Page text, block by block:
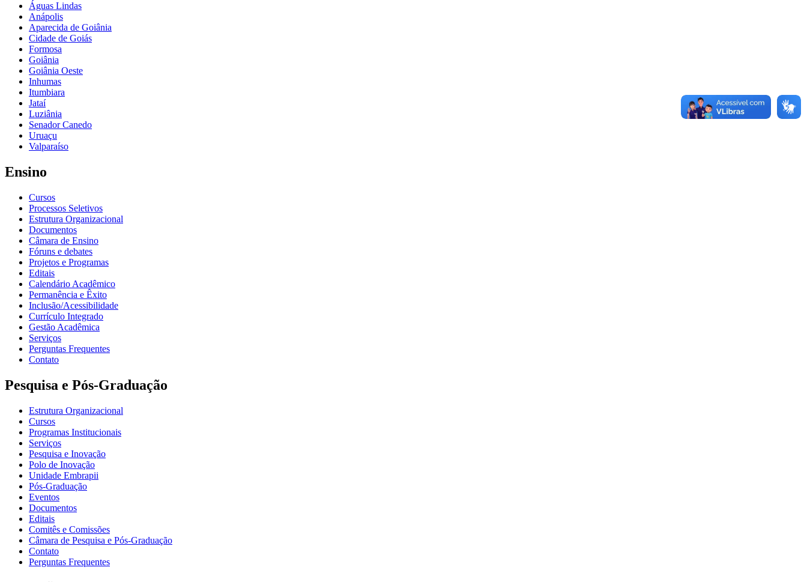
Águas Lindas
Anápolis
Aparecida de Goiânia
Cidade de Goiás
Formosa
Goiânia
Goiânia Oeste
Inhumas
Itumbiara
Jataí
Luziânia
Senador Canedo
Uruaçu
Valparaíso
Ensino
Cursos
Processos Seletivos
Estrutura Organizacional
Documentos
Câmara de Ensino
Fóruns e debates
Projetos e Programas
Editais
Calendário Acadêmico
Permanência e Êxito
Inclusão/Acessibilidade
Currículo Integrado
Gestão Acadêmica
Serviços
Perguntas Frequentes
Contato
Pesquisa e Pós-Graduação
Estrutura Organizacional
Cursos
Programas Institucionais
Serviços
Pesquisa e Inovação
Polo de Inovação
Unidade Embrapii
Pós-Graduação
Eventos
Documentos
Editais
Comitês e Comissões
Câmara de Pesquisa e Pós-Graduação
Contato
Perguntas Frequentes